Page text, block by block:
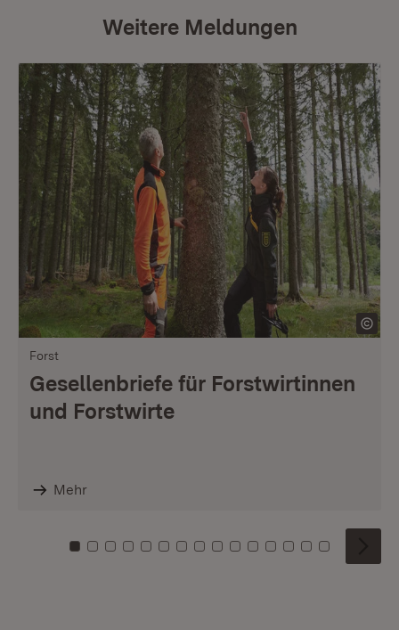
Weitere Meldungen
Forst
Gesellenbriefe für Forstwirtinnen
und Forstwirte
Mehr
Zu Kachel: 0
Zu Kachel: 1
Zu Kachel: 2
Zu Kachel: 3
Zu Kachel: 4
Zu Kachel: 5
Zu Kachel: 6
Zu Kachel: 7
Zu Kachel: 8
Zu Kachel: 9
Zu Kachel: 10
Zu Kachel: 11
Zu Kachel: 12
Zu Kachel:
Zu